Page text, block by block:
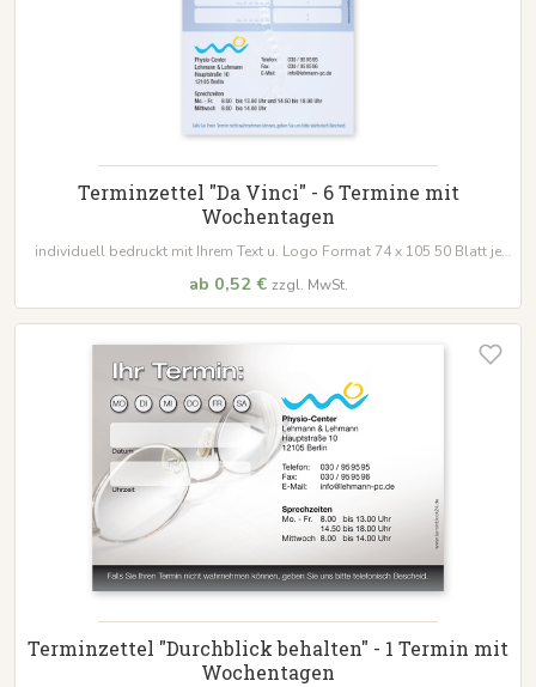
Terminzettel "Da Vinci" - 6 Termine mit
Wochentagen
individuell bedruckt mit Ihrem Text u. Logo Format 74 x 105 50 Blatt je
ab 0,52 € zzgl. MwSt.
Terminzettel "Durchblick behalten" - 1 Termin mit
Wochentagen